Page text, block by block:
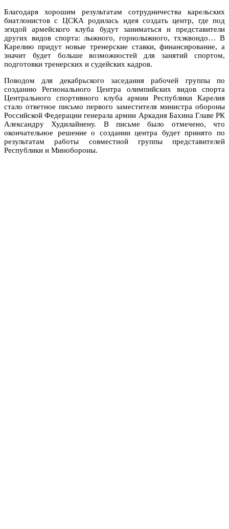
Благодаря хорошим результатам сотрудничества карельских
биатлонистов с ЦСКА родилась идея создать центр, где под
эгидой армейского клуба будут заниматься и представители
других видов спорта: лыжного, горнолыжного, тхэквондо… В
Карелию придут новые тренерские ставки, финансирование, а
значит будет больше возможностей для занятий спортом,
подготовки тренерских и судейских кадров.
Поводом для декабрьского заседания рабочей группы по
созданию Регионального Центра олимпийских видов спорта
Центрального спортивного клуба армии Республики Карелия
стало ответное письмо первого заместителя министра обороны
Российской Федерации генерала армии Аркадия Бахина Главе РК
Александру Худилайнену. В письме было отмечено, что
окончательное решение о создании центра будет принято по
результатам работы совместной группы представителей
Республики и Минобороны.